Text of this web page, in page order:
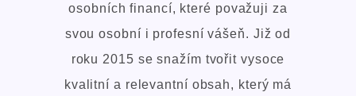
osobních financí, které považuji za
svou osobní i profesní vášeň. Již od
roku 2015 se snažím tvořit vysoce
kvalitní a relevantní obsah, který má